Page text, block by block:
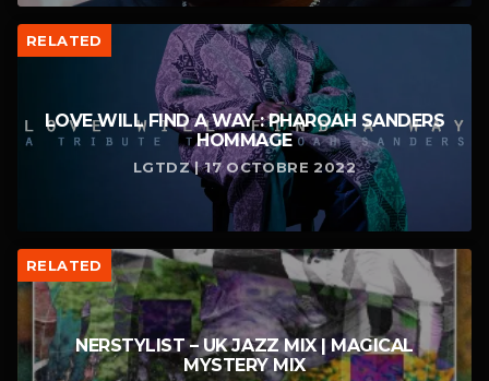
RELATED
LOVE WILL FIND A WAY : PHAROAH SANDERS
HOMMAGE
LGTDZ | 17 OCTOBRE 2022
RELATED
NERSTYLIST – UK JAZZ MIX | MAGICAL
MYSTERY MIX